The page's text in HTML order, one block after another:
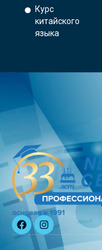
Курс
китайского
языка